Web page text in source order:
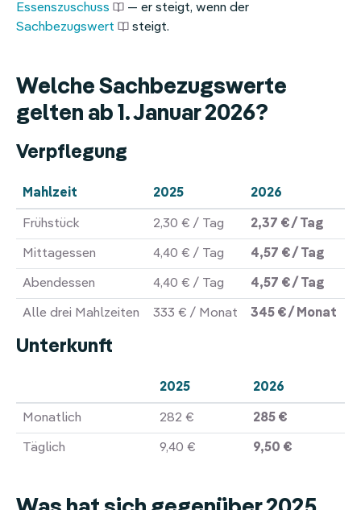
Essenszuschuss
— er steigt, wenn der
Sachbezugswert
steigt.
Welche Sachbezugswerte
gelten ab 1. Januar 2026?
Verpflegung
Mahlzeit 2025 2026
Frühstück 2,30 € / Tag 2,37 € / Tag
Mittagessen 4,40 € / Tag 4,57 € / Tag
Abendessen 4,40 € / Tag 4,57 € / Tag
Alle drei Mahlzeiten 333 € / Monat 345 € / Monat
Unterkunft
2025 2026
Monatlich 282 € 285 €
Täglich 9,40 € 9,50 €